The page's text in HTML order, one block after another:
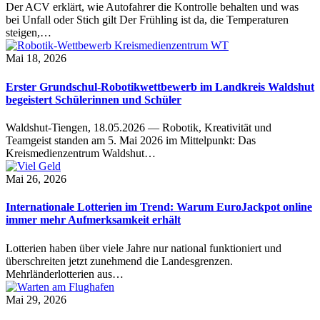
Der ACV erklärt, wie Autofahrer die Kontrolle behalten und was
bei Unfall oder Stich gilt Der Frühling ist da, die Temperaturen
steigen,…
Mai 18, 2026
Erster Grundschul-Robotikwettbewerb im Landkreis Waldshut
begeistert Schülerinnen und Schüler
Waldshut-Tiengen, 18.05.2026 — Robotik, Kreativität und
Teamgeist standen am 5. Mai 2026 im Mittelpunkt: Das
Kreismedienzentrum Waldshut…
Mai 26, 2026
Internationale Lotterien im Trend: Warum EuroJackpot online
immer mehr Aufmerksamkeit erhält
Lotterien haben über viele Jahre nur national funktioniert und
überschreiten jetzt zunehmend die Landesgrenzen.
Mehrländerlotterien aus…
Mai 29, 2026